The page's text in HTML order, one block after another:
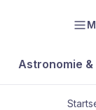
Astronomie &